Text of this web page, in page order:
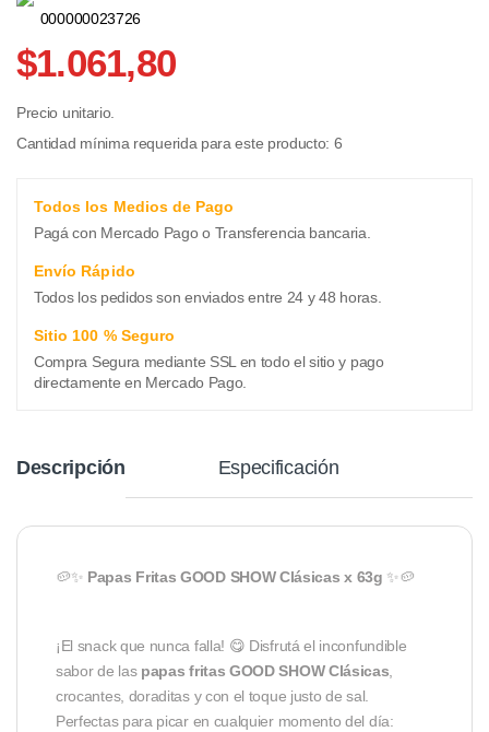
000000023726
$1.061,80
Precio unitario.
Cantidad mínima requerida para este producto: 6
Todos los Medios de Pago
Pagá con Mercado Pago o Transferencia bancaria.
Envío Rápido
Todos los pedidos son enviados entre 24 y 48 horas.
Sitio 100 % Seguro
Compra Segura mediante SSL en todo el sitio y pago
directamente en Mercado Pago.
Descripción Especificación
🥔✨ Papas Fritas GOOD SHOW Clásicas x 63g ✨🥔
¡El snack que nunca falla! 😋 Disfrutá el inconfundible
sabor de las papas fritas GOOD SHOW Clásicas,
crocantes, doraditas y con el toque justo de sal.
Perfectas para picar en cualquier momento del día: